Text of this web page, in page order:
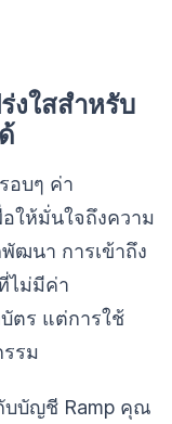
งใสสำหรับ
อบๆ ค่า
ให้มั่นใจถึงความ
ฒนา การเข้าถึง
ไม่มีค่า
ตร แต่การใช้
รม
บบัญชี Ramp คุณ